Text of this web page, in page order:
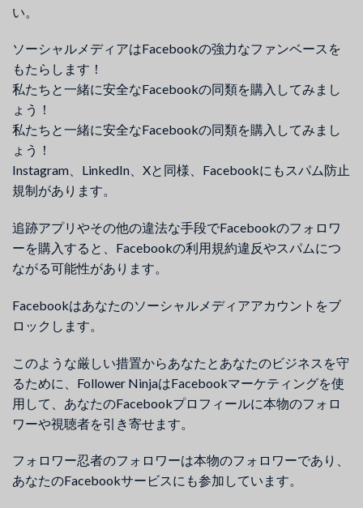
い。
ソーシャルメディアはFacebookの強力なファンベースを
もたらします！
私たちと一緒に安全なFacebookの同類を購入してみまし
ょう！
私たちと一緒に安全なFacebookの同類を購入してみまし
ょう！
Instagram、LinkedIn、Xと同様、Facebookにもスパム防止
規制があります。
追跡アプリやその他の違法な手段でFacebookのフォロワ
ーを購入すると、Facebookの利用規約違反やスパムにつ
ながる可能性があります。
Facebookはあなたのソーシャルメディアアカウントをブ
ロックします。
このような厳しい措置からあなたとあなたのビジネスを守
るために、Follower NinjaはFacebookマーケティングを使
用して、あなたのFacebookプロフィールに本物のフォロ
ワーや視聴者を引き寄せます。
フォロワー忍者のフォロワーは本物のフォロワーであり、
あなたのFacebookサービスにも参加しています。